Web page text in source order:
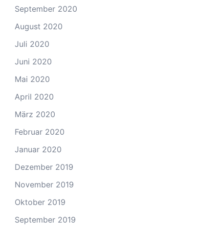
September 2020
August 2020
Juli 2020
Juni 2020
Mai 2020
April 2020
März 2020
Februar 2020
Januar 2020
Dezember 2019
November 2019
Oktober 2019
September 2019